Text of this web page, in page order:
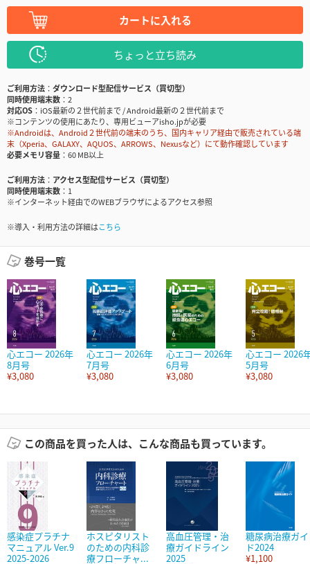
カートに入れる
ちょっと立ち読み
ご利用方法
ダウンロード型配信サービス（買切型）
同時使用端末数
2
対応OS
iOS最新の２世代前まで / Android最新の２世代前まで
※コンテンツの使用にあたり、専用ビューアisho.jpが必要
※Androidは、Android２世代前の端末のうち、国内キャリア経由で販売されている端
末（Xperia、GALAXY、AQUOS、ARROWS、Nexusなど）にて動作確認しています
必要メモリ容量
60 MB以上
ご利用方法
アクセス型配信サービス（買切型）
同時使用端末数
1
※インターネット経由でのWEBブラウザによるアクセス参照
※導入・利用方法の詳細はこちら
巻号一覧
心エコー 2026年
8月号
¥3,080
心エコー 2026年
7月号
¥3,080
心エコー 2026年
6月号
¥3,080
心エコー 2026
5月号
¥3,080
この商品を買った人は、こんな商品も買っています。
感染症プラチナ
マニュアル Ver.9
2025-2026
ホスピタリスト
のための内科診
療フローチャ...
高血圧管理・治
療ガイドライン
2025
糖尿病治療ガイ
ド2024
¥1,100